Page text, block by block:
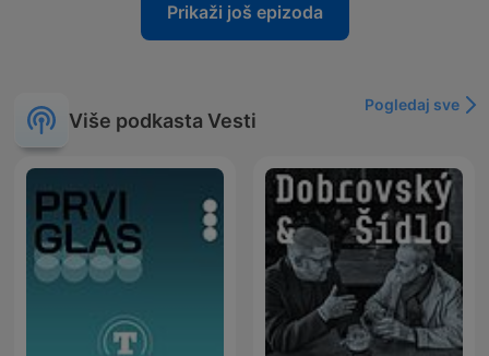
Prikaži još epizoda
Više podkasta Vesti
Pogledaj sve